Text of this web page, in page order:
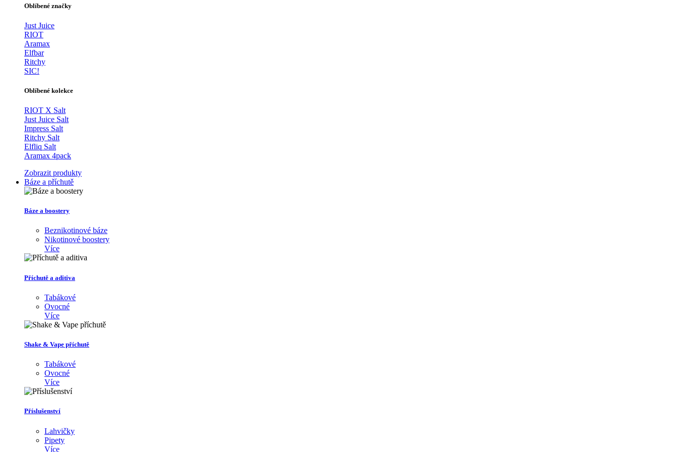
Oblíbené značky
Just Juice
RIOT
Aramax
Elfbar
Ritchy
SIC!
Oblíbené kolekce
RIOT X Salt
Just Juice Salt
Impress Salt
Ritchy Salt
Elfliq Salt
Aramax 4pack
Zobrazit produkty
Báze a příchutě
Báze a boostery
Beznikotinové báze
Nikotinové boostery
Více
Příchutě a aditiva
Tabákové
Ovocné
Více
Shake & Vape příchutě
Tabákové
Ovocné
Více
Příslušenství
Lahvičky
Pipety
Více